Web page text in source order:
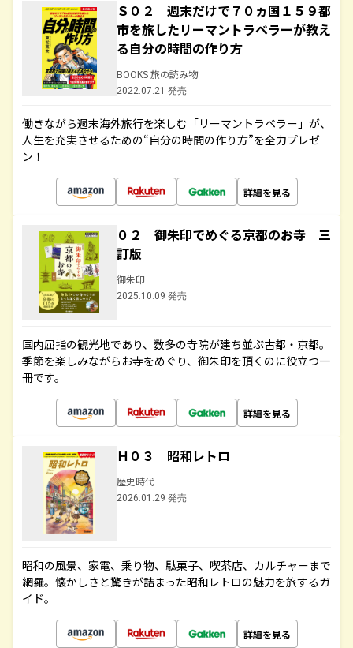
Ｓ０２ 週末だけで７０ヵ国１５９都
市を旅したリーマントラベラーが教え
る自分の時間の作り方
BOOKS 旅の読み物
2022.07.21 発売
働きながら週末海外旅行を楽しむ「リーマントラベラー」が、
人生を充実させるための“自分の時間の作り方”を全力プレゼ
ン！
詳細を見る
０２ 御朱印でめぐる京都のお寺 三
訂版
御朱印
2025.10.09 発売
国内屈指の観光地であり、数多の寺院が建ち並ぶ古都・京都。
季節を楽しみながらお寺をめぐり、御朱印を頂くのに役立つ一
冊です。
詳細を見る
Ｈ０３ 昭和レトロ
歴史時代
2026.01.29 発売
昭和の風景、家電、乗り物、駄菓子、喫茶店、カルチャーまで
網羅。懐かしさと驚きが詰まった昭和レトロの魅力を旅するガ
イド。
詳細を見る